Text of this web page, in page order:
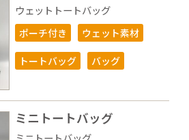
ウェットトートバッグ
ポーチ付き ウェット素材
トートバッグ バッグ
ミニトートバッグ